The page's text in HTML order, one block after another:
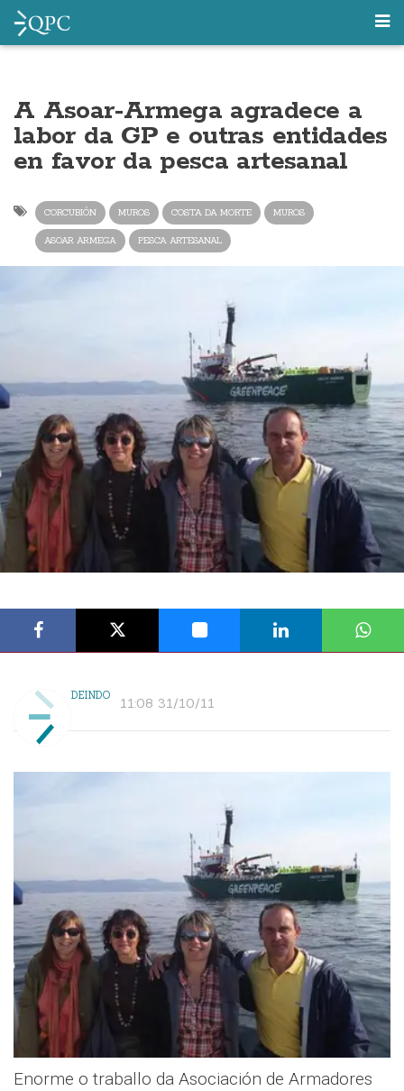
A Asoar-Armega agradece a
labor da GP e outras entidades
en favor da pesca artesanal
CORCUBIÓN MUROS COSTA DA MORTE MUROS
ASOAR ARMEGA PESCA ARTESANAL
DEINDO 11:08 31/10/11
Enorme o traballo da Asociación de Armadores